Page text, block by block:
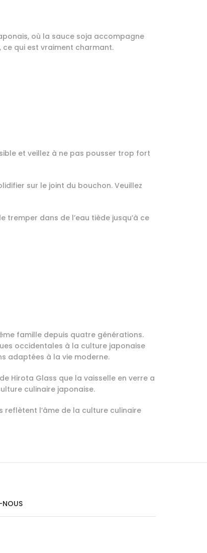
où la sauce soja accompagne
qui est vraiment charmant.
et veillez à ne pas pousser trop fort
sur le joint du bouchon. Veuillez
tremper dans de l’eau tiède jusqu’à ce
famille depuis quatre générations.
occidentales à la culture japonaise
adaptées à la vie moderne.
Hirota Glass que la vaisselle en verre a
culinaire japonaise.
reflètent l’âme de la culture culinaire
NOUS